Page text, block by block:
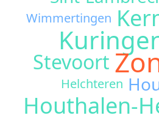
Wimmertingen
Stevoort
Helchteren
Houthalen-